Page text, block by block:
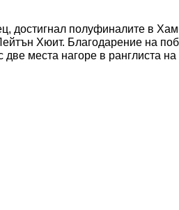
достигнал полуфиналите в
Хюит. Благодарение на
две места нагоре в ранглиста